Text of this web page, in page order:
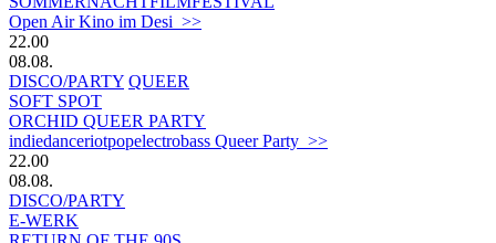
Open Air Kino im Desi >>
22.00
08.08.
DISCO/PARTY QUEER
SOFT SPOT
ORCHID QUEER PARTY
indiedanceriotpopelectrobass Queer Party >>
22.00
08.08.
DISCO/PARTY
E-WERK